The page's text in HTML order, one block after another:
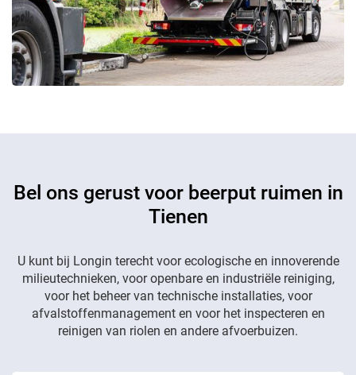
Bel ons gerust voor beerput ruimen in
Tienen
U kunt bij Longin terecht voor ecologische en innoverende
milieutechnieken, voor openbare en industriële reiniging,
voor het beheer van technische installaties, voor
afvalstoffenmanagement en voor het inspecteren en
reinigen van riolen en andere afvoerbuizen.